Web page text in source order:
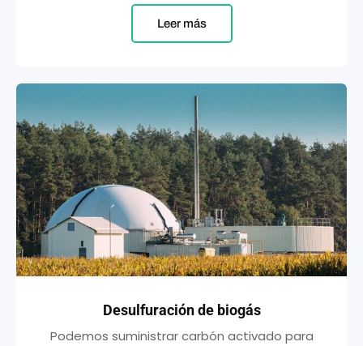
Leer más
Desulfuración de biogás
Podemos suministrar carbón activado para